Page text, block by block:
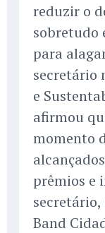
reduzir o
sobretudo
para
secretário
e
afirmou
momento
prêmios e
Band